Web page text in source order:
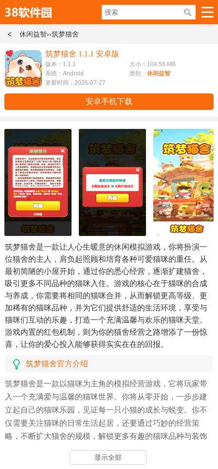
休闲益智››筑梦猫舍
筑梦猫舍 1.1.1 安卓版
版本：1.1.1
大小：104.58 MB
系统：Android
类别： 休闲益智
更新时间：2026-07-27
安卓手机下载
筑梦猫舍是一款让人心生暖意的休闲模拟游戏，你将扮演一
位猫舍的主人，肩负起照顾和培育各种可爱猫咪的重任。从
最初简陋的小屋开始，通过你的悉心经营，逐渐扩建猫舍，
吸引更多不同品种的猫咪入住。游戏的核心在于猫咪的合成
与养成，你需要将相同的猫咪合并，从而解锁更高等级、更
加稀有的猫咪品种，并为它们提供舒适的生活环境，享受与
猫咪们互动的乐趣，打造一个充满温馨与欢乐的猫咪天堂。
游戏内置的红包机制，则为你的猫舍经营之路增添了一份惊
喜，让你的爱心投入能够获得实实在在的回报。
筑梦猫舍官方介绍
筑梦猫舍是一款以猫咪为主角的模拟经营游戏，它将玩家带
入一个充满爱与温馨的猫咪世界。你将从零开始，一步步建
立起自己的猫咪乐园，见证每一只小猫的成长与蜕变。你不
仅需要关注猫咪的日常生活起居，还要通过巧妙的经营策
略，不断扩大猫舍的规模，解锁更多有趣的猫咪品种与装饰
品。这个过程充满了挑战与乐趣，也充满了与猫咪们之间的
显示全部